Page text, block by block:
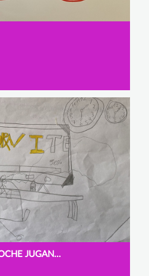
NO PASES TODA LA NOCHE JUGANDO